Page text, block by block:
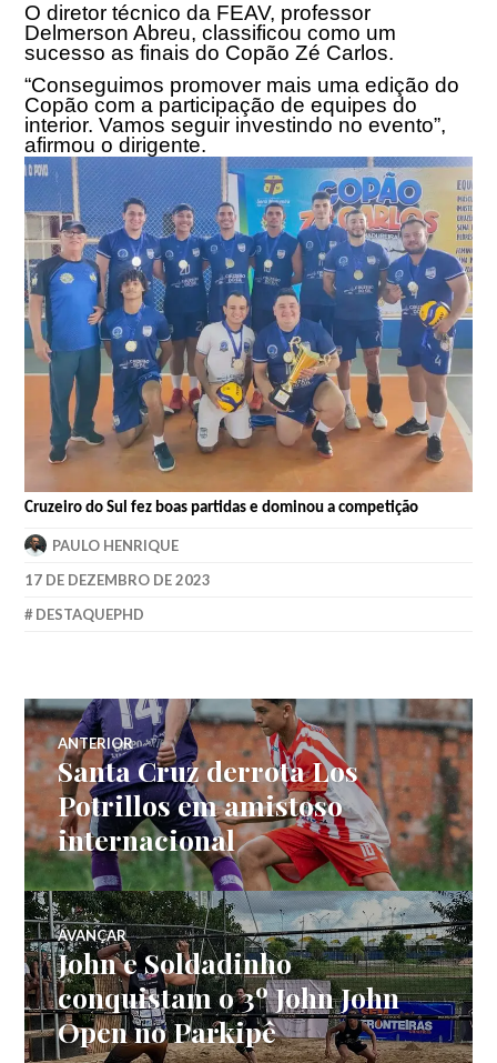
O diretor técnico da FEAV, professor
Delmerson Abreu, classificou como um
sucesso as finais do Copão Zé Carlos.
“Conseguimos promover mais uma edição do
Copão com a participação de equipes do
interior. Vamos seguir investindo no evento”,
afirmou o dirigente.
Cruzeiro do Sul fez boas partidas e dominou a competição
PAULO HENRIQUE
17 DE DEZEMBRO DE 2023
DESTAQUEPHD
ANTERIOR
Santa Cruz derrota Los
Potrillos em amistoso
internacional
AVANÇAR
John e Soldadinho
conquistam o 3º John John
Open no Parkipê